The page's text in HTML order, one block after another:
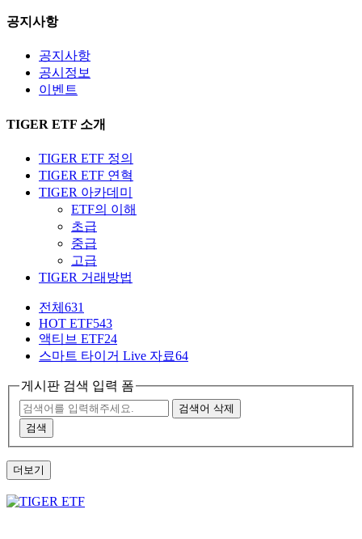
공지사항
공지사항
공시정보
이벤트
TIGER ETF 소개
TIGER ETF 정의
TIGER ETF 연혁
TIGER 아카데미
ETF의 이해
초급
중급
고급
TIGER 거래방법
전체 631
HOT ETF543
액티브 ETF24
스마트 타이거 Live 자료64
게시판 검색 입력 폼
검색어 삭제
검색
더보기